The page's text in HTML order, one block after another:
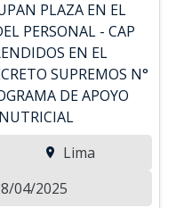
PLAZA EN EL
PERSONAL - CAP
EN EL
SUPREMOS N°
DE APOYO
Lima
04/2025